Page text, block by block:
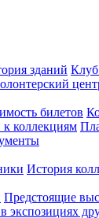
зданий Клуб
билетов
к коллекциям
История
Предстоящие
экспозициях